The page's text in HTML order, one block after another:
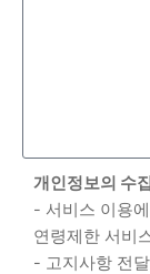
개인정보의 수
- 서비스 이용
연령제한 서비
- 고지사항 전